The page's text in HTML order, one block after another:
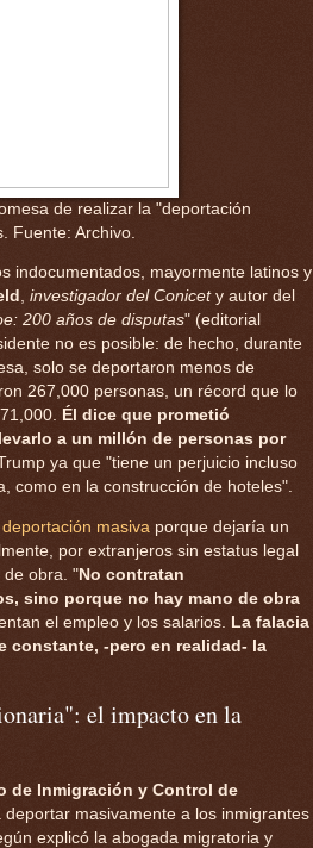
de realizar la "deportación
Fuente: Archivo.
indocumentados, mayormente latinos y
, investigador del Conicety autor del
200 años de disputas" (editorial
no es posible: de hecho, durante
solo se deportaron menos de
267,000 personas, un récord que lo
Él dice que prometió
a un millón de personas por
ya que "tiene un perjuicio incluso
como en la construcción de hoteles".
deportación masiva porque dejaría un
por extranjeros sin estatus legal
de obra. "No contratan
sino porque no hay mano de obra
el empleo y los salarios. La falacia
constante, -pero en realidad- la
el impacto en la
de Inmigración y Control de
masivamente a los inmigrantes
explicó la abogada migratoria y